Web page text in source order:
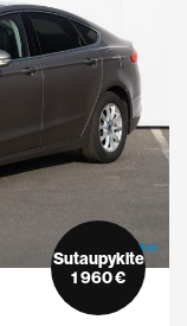
Sutaupykite
1 960 €